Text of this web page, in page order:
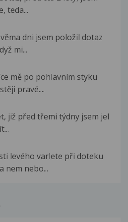
teda...
dni jsem položil dotaz
mi...
mě po pohlavním styku
pravé....
již před třemi týdny jsem jel
levého varlete při doteku
nem nebo...